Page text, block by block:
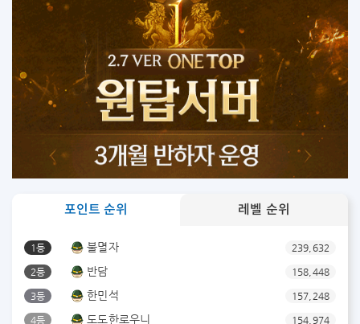
포인트 순위 레벨 순위
1등 불멸자 239,632
2등 반담 158,448
3등 한민석 157,248
4등 도도한로우니 154,974